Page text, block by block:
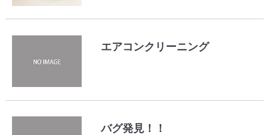
エアコンクリーニング
バグ発見！！